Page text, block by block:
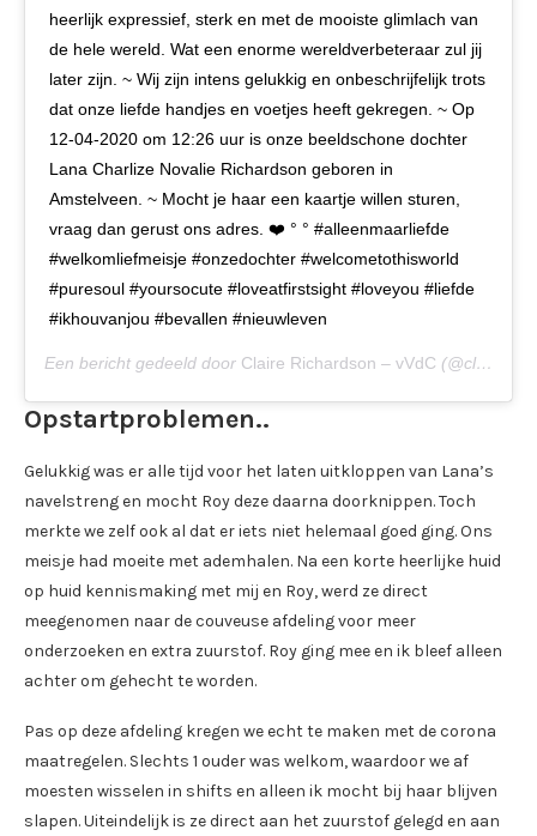
heerlijk expressief, sterk en met de mooiste glimlach van
de hele wereld. Wat een enorme wereldverbeteraar zul jij
later zijn. ~ Wij zijn intens gelukkig en onbeschrijfelijk trots
dat onze liefde handjes en voetjes heeft gekregen. ~ Op
12-04-2020 om 12:26 uur is onze beeldschone dochter
Lana Charlize Novalie Richardson geboren in
Amstelveen. ~ Mocht je haar een kaartje willen sturen,
vraag dan gerust ons adres. ❤️ ° ° #alleenmaarliefde
#welkomliefmeisje #onzedochter #welcometothisworld
#puresoul #yoursocute #loveatfirstsight #loveyou #liefde
#ikhouvanjou #bevallen #nieuwleven
Een bericht gedeeld door Claire Richardson – vVdC (@clairesmission) op
Opstartproblemen..
Gelukkig was er alle tijd voor het laten uitkloppen van Lana’s
navelstreng en mocht Roy deze daarna doorknippen. Toch
merkte we zelf ook al dat er iets niet helemaal goed ging. Ons
meisje had moeite met ademhalen. Na een korte heerlijke huid
op huid kennismaking met mij en Roy, werd ze direct
meegenomen naar de couveuse afdeling voor meer
onderzoeken en extra zuurstof. Roy ging mee en ik bleef alleen
achter om gehecht te worden.
Pas op deze afdeling kregen we echt te maken met de corona
maatregelen. Slechts 1 ouder was welkom, waardoor we af
moesten wisselen in shifts en alleen ik mocht bij haar blijven
slapen. Uiteindelijk is ze direct aan het zuurstof gelegd en aan